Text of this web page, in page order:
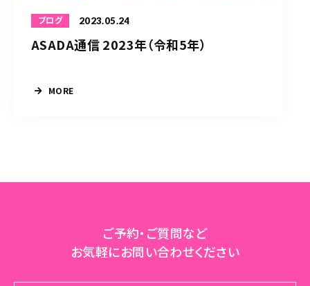
ブログ 2023.05.24
ASADA通信 2023年（令和5年）
MORE
ご予約・ご質問など
お気軽にお問い合わせください